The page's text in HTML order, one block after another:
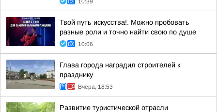
10:39
Твой путь искусства!. Можно пробовать
разные роли и точно найти свою по душе
10:06
Глава города наградил строителей к
празднику
Вчера, 18:53
Развитие туристической отрасли